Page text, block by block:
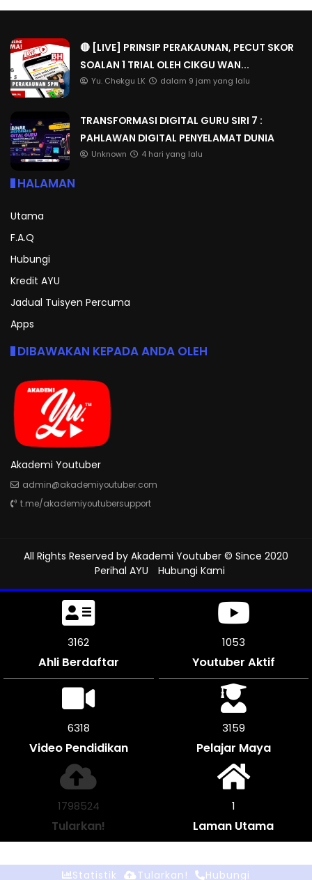
🔴 [LIVE] PRINSIP PERAKAUNAN, PECUT SKOR
SOALAN 1 TRIAL OLEH CIKGU WAN...
Yu. Chekgu LK dalam 9 jam yang lalu
TRANSFORMASI DIGITAL GURU SIRI 7 :
PAHLAWAN DIGITAL PENYELAMAT DUNIA
Unknown 4 hari yang lalu
HALAMAN
Utama
F.A.Q
Hubungi
Kredit AYU
Jadual Tuisyen Percuma
Apps
DIBAWAKAN KEPADA ANDA OLEH
Akademi Youtuber
admin@akademiyoutuber.com
t.me/akademiyoutubersupport
All Rights Reserved by Akademi Youtuber © Since 2020
Perihal AYU
Hubungi Kami
3519
Ahli Berdaftar
1173
Youtuber Aktif
7038
Video Pendidikan
3519
Pelajar Maya
2003484
Tularkan!
1
Laman Utama
Statistik Tularkan! Hubungi